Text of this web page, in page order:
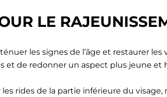
LE
les signes de l’âge et restaurer les
et de redonner un aspect plus jeune et
rides de la partie inférieure du